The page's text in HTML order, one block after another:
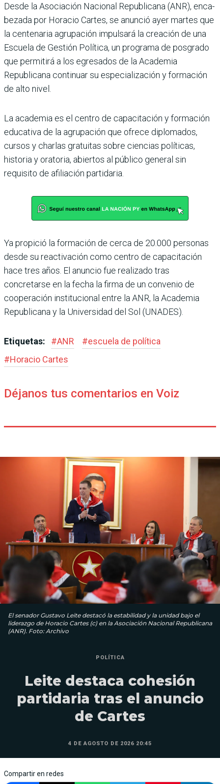
Desde la Asociación Nacio­nal Republicana (ANR), enca­
bezada por Horacio Cartes, se anunció ayer martes que
la centenaria agrupación impulsará la creación de una
Escuela de Gestión Política, un programa de posgrado
que permitirá a los egresados de la Academia
Republicana conti­nuar su especialización y for­mación
de alto nivel.
La academia es el centro de capacitación y formación
edu­cativa de la agrupación que ofrece diplomados,
cursos y charlas gratuitas sobre cien­cias políticas,
historia y orato­ria, abiertos al público general sin
requisito de afiliación partidaria.
Ya propició la formación de cerca de 20.000 personas
desde su reactivación como centro de capacitación
hace tres años. El anuncio fue rea­lizado tras
concretarse en la fecha la firma de un convenio de
cooperación institucional entre la ANR, la Academia
Republicana y la Universi­dad del Sol (UNADES).
Etiquetas: #ANR #escuela de política
#Horacio Cartes
Déjanos tus comentarios en Voiz
El senador Gustavo Leite destacó la estabilidad y la unidad bajo el
liderazgo de Horacio Cartes (c) en la Asociación Nacional Republicana
(ANR). Foto: Archivo
POLÍTICA
Leite destaca cohesión
partidaria tras el anuncio
de Cartes
4 DE AGOSTO DE 2026 20:45
Compartir en redes